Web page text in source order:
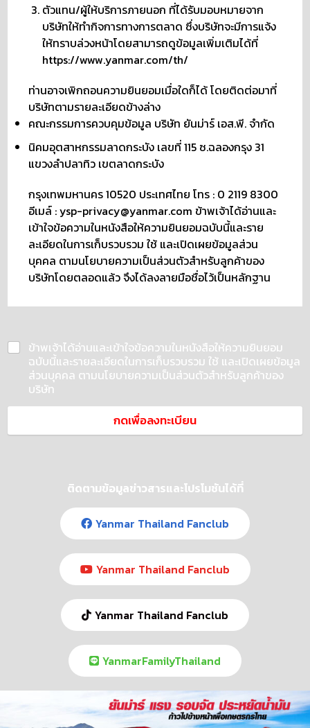
ตัวแทน/ผู้ให้บริการภายนอก ที่ได้รับมอบหมายจาก
บริษัทให้ทำกิจการทางการตลาด ซึ่งบริษัทจะมีการแจ้ง
ให้ทราบล่วงหน้าโดยสามารถดูข้อมูลเพิ่มเติมได้ที่
https://www.yanmar.com/th/
ท่านอาจเพิกถอนความยินยอมเมื่อใดก็ได้ โดยติดต่อมาที่
บริษัทตามรายละเอียดข้างล่าง
คณะกรรมการควบคุมข้อมูล บริษัท ยันม่าร์ เอส.พี. จำกัด
นิคมอุตสาหกรรมลาดกระบัง เลขที่ 115 ซ.ฉลองกรุง 31
แขวงลำปลาทิว เขตลาดกระบัง
กรุงเทพมหานคร 10520 ประเทศไทย โทร : 0 2119 8300
อีเมล์ : ysp-privacy@yanmar.com ข้าพเจ้าได้อ่านและ
เข้าใจข้อความในหนังสือให้ความยินยอมฉบับนี้และราย
ละเอียดในการเก็บรวบรวม ใช้ และเปิดเผยข้อมูลส่วน
บุคคล ตามนโยบายความเป็นส่วนตัวสำหรับลูกค้าของ
บริษัทโดยตลอดแล้ว จึงได้ลงลายมือชื่อไว้เป็นหลักฐาน
ข้าพเจ้าได้อ่านและเข้าใจข้อความในหนังสือให้ความยินยอม
ฉบับนี้และรายละเอียดในการเก็บรวบรวม ใช้ และเปิดเผยข้อมูล
ส่วนบุคคล ตามนโยบายความเป็นส่วนตัวสำหรับลูกค้าของ
บริษัท
กดเพื่อลงทะเบียน
ติดตามข้อมูลข่าวสารและโปรโมชันได้ที่
Yanmar Thailand Fanclub
Yanmar Thailand Fanclub
Yanmar Thailand Fanclub
YanmarFamilyThailand